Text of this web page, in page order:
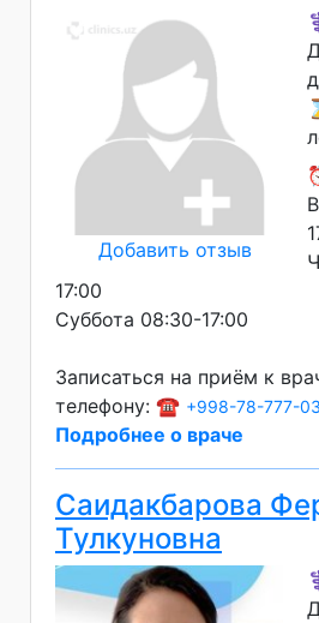
Добавить отзыв
17:00
Суббота 08:30-17:00
Записаться на приём к
телефону: ☎️ +998-78-777-
Подробнее о враче
Саидакбарова
Тулкуновна